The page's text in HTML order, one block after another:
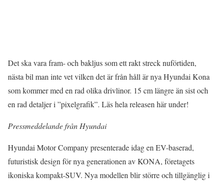
Det ska vara fram- och bakljus som ett rakt streck nuförtiden,
nästa bil man inte vet vilken det är från håll är nya Hyundai Kona
som kommer med en rad olika drivlinor. 15 cm längre än sist och
en rad detaljer i ”pixelgrafik”. Läs hela releasen här under!
Pressmeddelande från Hyundai
Hyundai Motor Company presenterade idag en EV-baserad,
futuristisk design för nya generationen av KONA, företagets
ikoniska kompakt-SUV. Nya modellen blir större och tillgänglig i